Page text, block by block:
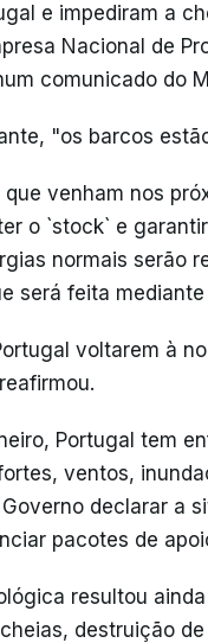
e impediram a
Nacional de
comunicado do
"os barcos
que venham nos
o `stock` e
normais serão
será feita
voltarem à
Portugal tem
ventos,
declarar a
pacotes de
resultou
destruição